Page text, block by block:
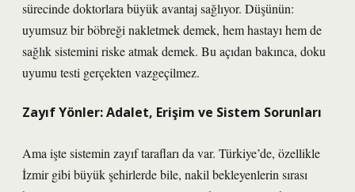
sürecinde doktorlara büyük avantaj sağlıyor. Düşünün:
uyumsuz bir böbreği nakletmek demek, hem hastayı hem de
sağlık sistemini riske atmak demek. Bu açıdan bakınca, doku
uyumu testi gerçekten vazgeçilmez.
Zayıf Yönler: Adalet, Erişim ve Sistem Sorunları
Ama işte sistemin zayıf tarafları da var. Türkiye’de, özellikle
İzmir gibi büyük şehirlerde bile, nakil bekleyenlerin sırası